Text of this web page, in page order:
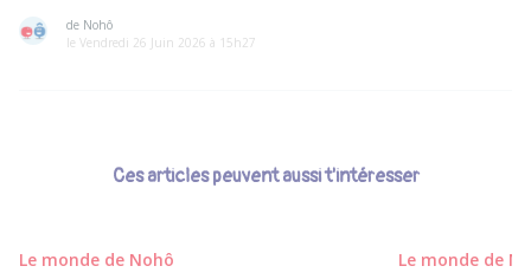
de Nohô
le Vendredi 26 Juin 2026 à 15h27
Ces articles peuvent aussi t'intéresser
Le monde de Nohô Le monde de